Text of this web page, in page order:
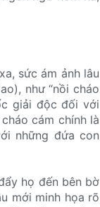
sức ám ảnh lâu
như “nồi cháo
giải độc đối với
cám chính là
những đứa con
họ đến bên bờ
mới minh họa rõ